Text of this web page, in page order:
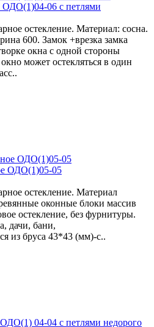
ОДО(1)04-06 с петлями
остекление. Материал: сосна.
600. Замок +врезка замка
окна с одной стороны
может остекляться в один
ОДО(1)05-05
остекление. Материал
оконные блоки массив
остекление, без фурнитуры.
дачи, бани,
из бруса 43*43 (мм)-с..